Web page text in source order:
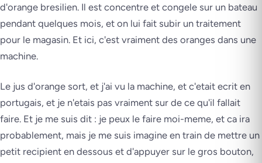
d'orange bresilien. Il est concentre et congele sur un bateau
pendant quelques mois, et on lui fait subir un traitement
pour le magasin. Et ici, c'est vraiment des oranges dans une
machine.
Le jus d'orange sort, et j'ai vu la machine, et c'etait ecrit en
portugais, et je n'etais pas vraiment sur de ce qu'il fallait
faire. Et je me suis dit : je peux le faire moi-meme, et ca ira
probablement, mais je me suis imagine en train de mettre un
petit recipient en dessous et d'appuyer sur le gros bouton,